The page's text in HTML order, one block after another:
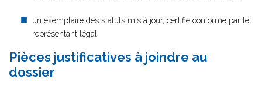
un exemplaire des statuts mis à jour, certifié conforme par le
représentant légal
Pièces justificatives à joindre au
dossier